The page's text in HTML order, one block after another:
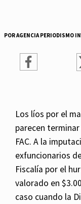
POR AGENCIA PERIODISMO
Los líos por el
parecen
FAC. A la
exfuncionarios
Fiscalía por el
valorado en
caso cuando la